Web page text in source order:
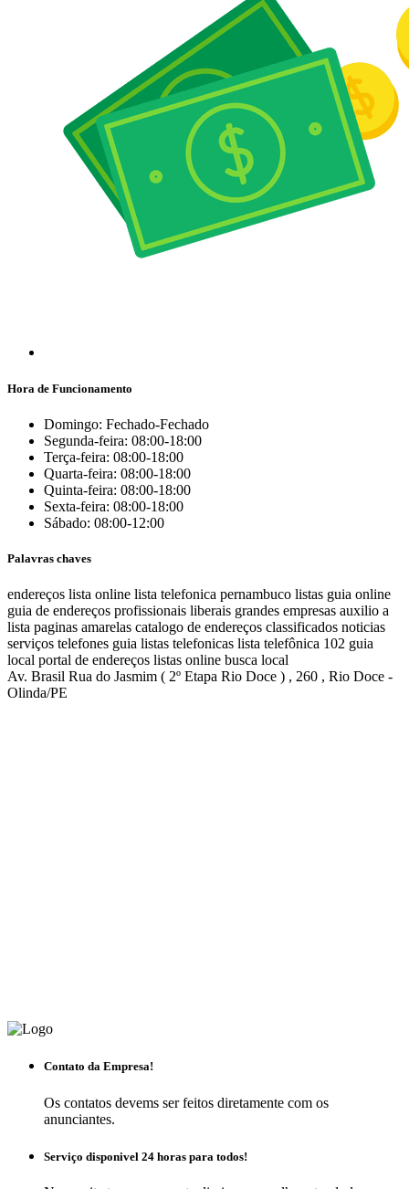
Hora de Funcionamento
Domingo: Fechado-Fechado
Segunda-feira: 08:00-18:00
Terça-feira: 08:00-18:00
Quarta-feira: 08:00-18:00
Quinta-feira: 08:00-18:00
Sexta-feira: 08:00-18:00
Sábado: 08:00-12:00
Palavras chaves
endereços lista online lista telefonica pernambuco listas guia online
guia de endereços profissionais liberais grandes empresas auxilio a
lista paginas amarelas catalogo de endereços classificados noticias
serviços telefones guia listas telefonicas lista telefônica 102 guia
local portal de endereços listas online busca local
Av. Brasil Rua do Jasmim ( 2º Etapa Rio Doce ) , 260 , Rio Doce -
Olinda/PE
Contato da Empresa!
Os contatos devems ser feitos diretamente com os
anunciantes.
Serviço disponivel 24 horas para todos!